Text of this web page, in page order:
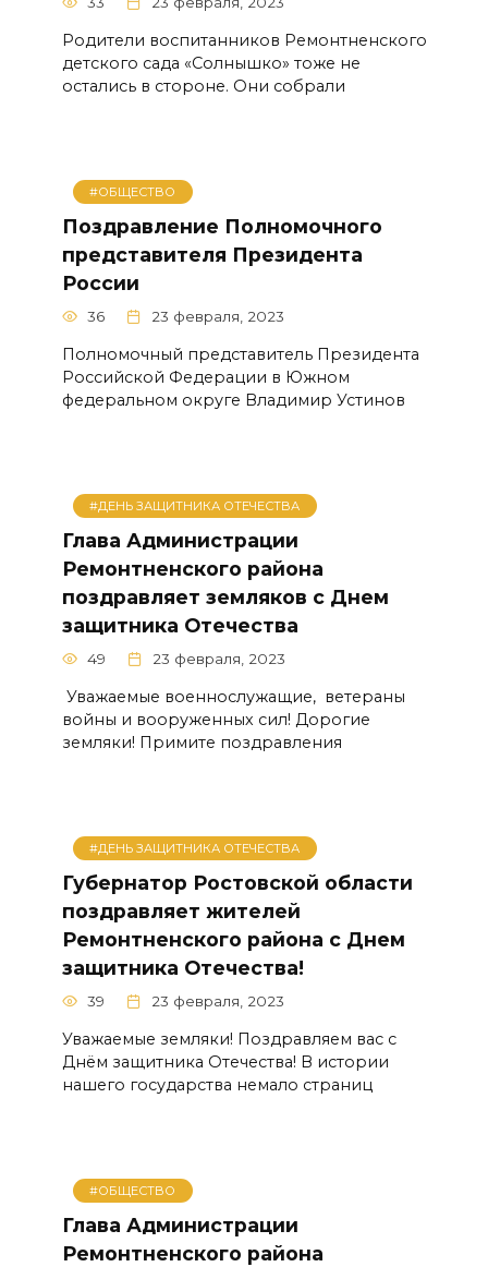
Родители воспитанников Ремонтненского
детского сада «Солнышко» тоже не
остались в стороне. Они собрали
#ОБЩЕСТВО
Поздравление Полномочного
представителя Президента
России
36 23 февраля, 2023
Полномочный представитель Президента
Российской Федерации в Южном
федеральном округе Владимир Устинов
#ДЕНЬ ЗАЩИТНИКА ОТЕЧЕСТВА
Глава Администрации
Ремонтненского района
поздравляет земляков с Днем
защитника Отечества
49 23 февраля, 2023
Уважаемые военнослужащие, ветераны
войны и вооруженных сил! Дорогие
земляки! Примите поздравления
#ДЕНЬ ЗАЩИТНИКА ОТЕЧЕСТВА
Губернатор Ростовской области
поздравляет жителей
Ремонтненского района с Днем
защитника Отечества!
39 23 февраля, 2023
Уважаемые земляки! Поздравляем вас с
Днём защитника Отечества! В истории
нашего государства немало страниц
#ОБЩЕСТВО
Глава Администрации
Ремонтненского района